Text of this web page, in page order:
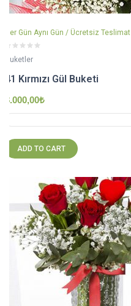
Her Gün Aynı Gün / Ücretsiz Teslimat
Buketler
41 Kırmızı Gül Buketi
8.000,00₺
ADD TO CART